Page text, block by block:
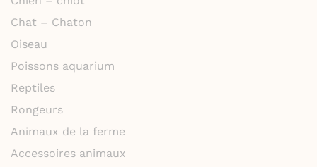
Chat – Chaton
Oiseau
Poissons aquarium
Reptiles
Rongeurs
Animaux de la ferme
Accessoires animaux